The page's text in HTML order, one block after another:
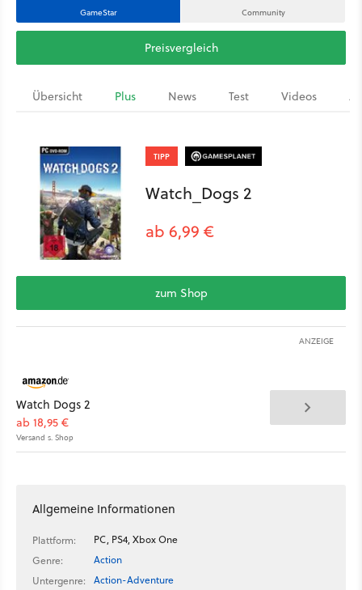
GameStar Community
Preisvergleich
Übersicht Plus News Test Videos
TIPP
Watch_Dogs 2
ab 6,99 €
zum Shop
ANZEIGE
Watch Dogs 2
ab 18,95 €
Versand s. Shop
Allgemeine Informationen
Plattform:
PC, PS4, Xbox One
Genre:
Action
Untergenre:
Action-Adventure